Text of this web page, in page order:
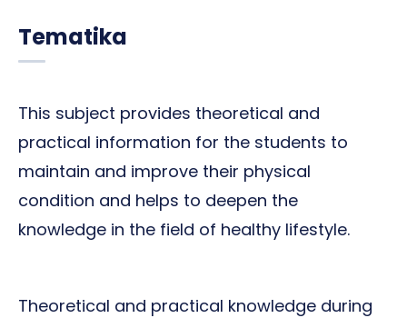
Tematika
This subject provides theoretical and
practical information for the students to
maintain and improve their physical
condition and helps to deepen the
knowledge in the field of healthy lifestyle.
Theoretical and practical knowledge during